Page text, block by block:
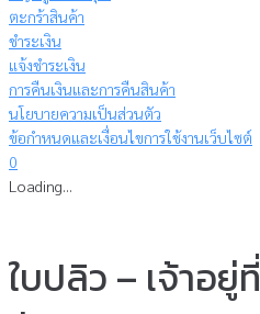
ตะกร้าสินค้า
ชำระเงิน
แจ้งชำระเงิน
การคืนเงินและการคืนสินค้า
นโยบายความเป็นส่วนตัว
ข้อกำหนดและเงื่อนไขการใช้งานเว็บไซต์
0
Loading...
ใบปลิว – เจ้าอยู่